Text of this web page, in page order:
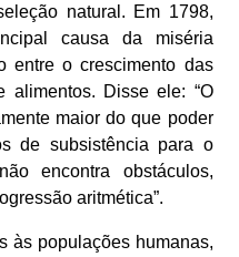
natural. Em 1798,
causa da miséria
entre o crescimento das
alimentos. Disse ele: “O
maior do que poder
de subsistência para o
encontra obstáculos,
aritmética”.
às populações humanas,